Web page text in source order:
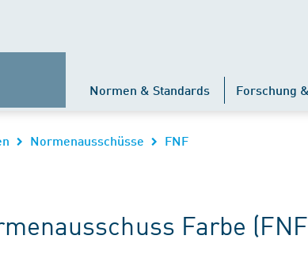
Normen & Standards Forschung
Normenausschüsse FNF
Farbe